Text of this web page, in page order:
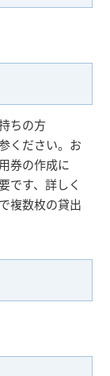
ちの方
ください。お
券の作成に
です、詳しく
複数枚の貸出